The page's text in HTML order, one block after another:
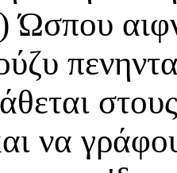
να